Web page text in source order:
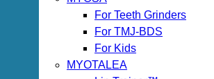
For Teeth Grinders
For TMJ-BDS
For Kids
MYOTALEA